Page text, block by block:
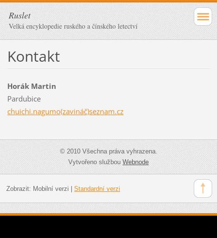
Ruslet
Velká encyklopedie ruského a čínského letectví
Kontakt
Horák Martin
Pardubice
chuichi.nagumo(zavináč)seznam.cz
© 2010 Všechna práva vyhrazena.
Vytvořeno službouWebnode
Zobrazit: Mobilní verzi Standardní verzi